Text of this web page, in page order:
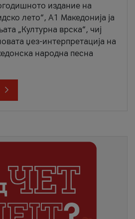
издание на
лето“, А1 Македонија ја
„Културна врска“, чиј
џез-интерпретација на
народна песна